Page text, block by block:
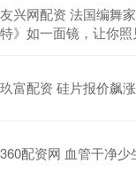
友兴网配资 法国编舞
特》如一面镜，让你照
玖富配资 硅片报价飙
360配资网 血管干净少